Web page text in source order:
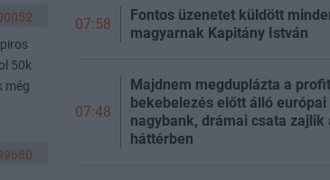
50k
még
07:58
Fontos üzenetet küldött
magyarnak Kapitány István
07:48
Majdnem megduplázta a
bekebelezés előtt álló európai
nagybank, drámai csata zajlik
háttérben